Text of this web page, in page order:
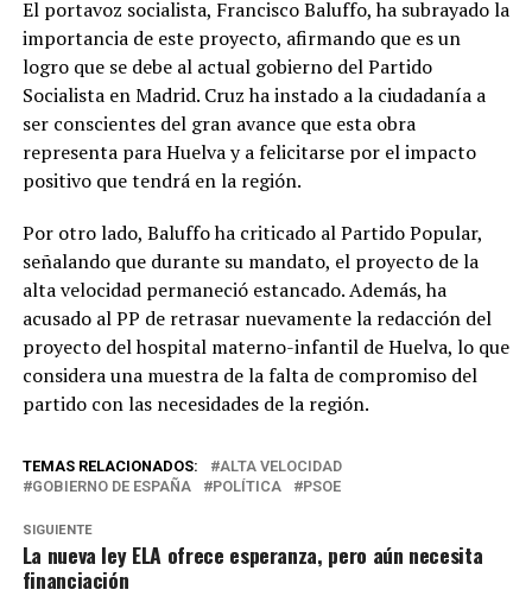
El portavoz socialista, Francisco Baluffo, ha subrayado la
importancia de este proyecto, afirmando que es un
logro que se debe al actual gobierno del Partido
Socialista en Madrid. Cruz ha instado a la ciudadanía a
ser conscientes del gran avance que esta obra
representa para Huelva y a felicitarse por el impacto
positivo que tendrá en la región.
Por otro lado, Baluffo ha criticado al Partido Popular,
señalando que durante su mandato, el proyecto de la
alta velocidad permaneció estancado. Además, ha
acusado al PP de retrasar nuevamente la redacción del
proyecto del hospital materno-infantil de Huelva, lo que
considera una muestra de la falta de compromiso del
partido con las necesidades de la región.
TEMAS RELACIONADOS:
ALTA VELOCIDAD
GOBIERNO DE ESPAÑA
POLÍTICA PSOE
SIGUIENTE
La nueva ley ELA ofrece esperanza, pero aún necesita
financiación